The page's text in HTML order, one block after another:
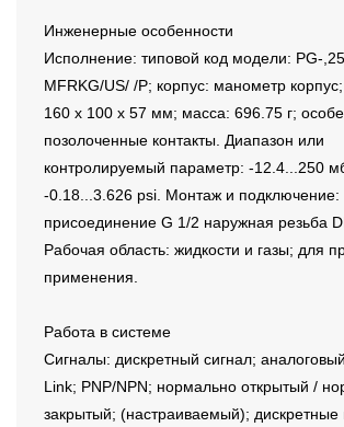
Инженерные особенности
Исполнение: типовой код модели: PG-
MFRKG/US/ /P; корпус: манометр
160 x 100 x 57 мм; масса: 696.75 г;
позолоченные контакты. Диапазон или
контролируемый параметр: -12.4...250
-0.18...3.626 psi. Монтаж и подключение:
присоединение G 1/2 наружная резьба
Рабочая область: жидкости и газы; для
применения.
Работа в системе
Сигналы: дискретный сигнал;
Link; PNP/NPN; нормально открытый /
закрытый; (настраиваемый);